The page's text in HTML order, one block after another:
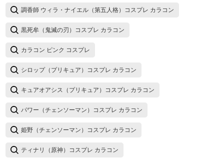
調香師 ウィラ・ナイエル（第五人格）コスプレ カラコン
黒死牟（鬼滅の刃）コスプレ カラコン
カラコン ピンク コスプレ
シロップ（プリキュア）コスプレ カラコン
キュアオアシス（プリキュア）コスプレ カラコン
パワー（チェンソーマン）コスプレ カラコン
姫野（チェンソーマン）コスプレ カラコン
ティナリ（原神）コスプレ カラコン